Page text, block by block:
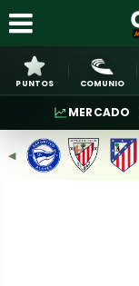
PUNTOS COMUNIO
MERCADO
◀︎